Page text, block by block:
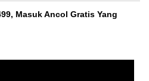
Masuk Ancol Gratis Yang